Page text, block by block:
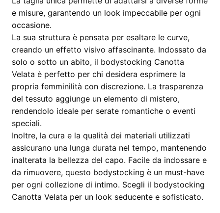
e misure, garantendo un look impeccabile per ogni
occasione.
La sua struttura è pensata per esaltare le curve,
creando un effetto visivo affascinante. Indossato da
solo o sotto un abito, il bodystocking Canotta
Velata è perfetto per chi desidera esprimere la
propria femminilità con discrezione. La trasparenza
del tessuto aggiunge un elemento di mistero,
rendendolo ideale per serate romantiche o eventi
speciali.
Inoltre, la cura e la qualità dei materiali utilizzati
assicurano una lunga durata nel tempo, mantenendo
inalterata la bellezza del capo. Facile da indossare e
da rimuovere, questo bodystocking è un must-have
per ogni collezione di intimo. Scegli il bodystocking
Canotta Velata per un look seducente e sofisticato.